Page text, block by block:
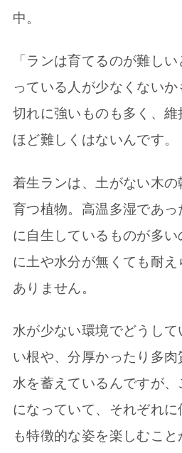
中。
「ランは育てるのが難し
っている人が少なくない
切れに強いものも多く、
ほど難しくはないんです。
着生ランは、土がない木
育つ植物。高温多湿であ
に自生しているものが多
に土や水分が無くても耐え
ありません。
水が少ない環境でどうし
い根や、分厚かったり多
水を蓄えているんですが
になっていて、それぞれ
も特徴的な姿を楽しむこ